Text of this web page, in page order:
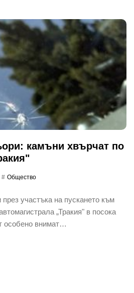
камъни хвърчат по
Общество
участъка на пускането към
„Тракия" в посока
особено внимат…